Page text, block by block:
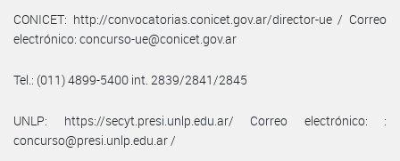
CONICET: http://convocatorias.conicet.gov.ar/director-ue / Correo
electrónico: concurso-ue@conicet.gov.ar
Tel.: (011) 4899-5400 int. 2839/2841/2845
UNLP: https://secyt.presi.unlp.edu.ar/ Correo electrónico: :
concurso@presi.unlp.edu.ar /